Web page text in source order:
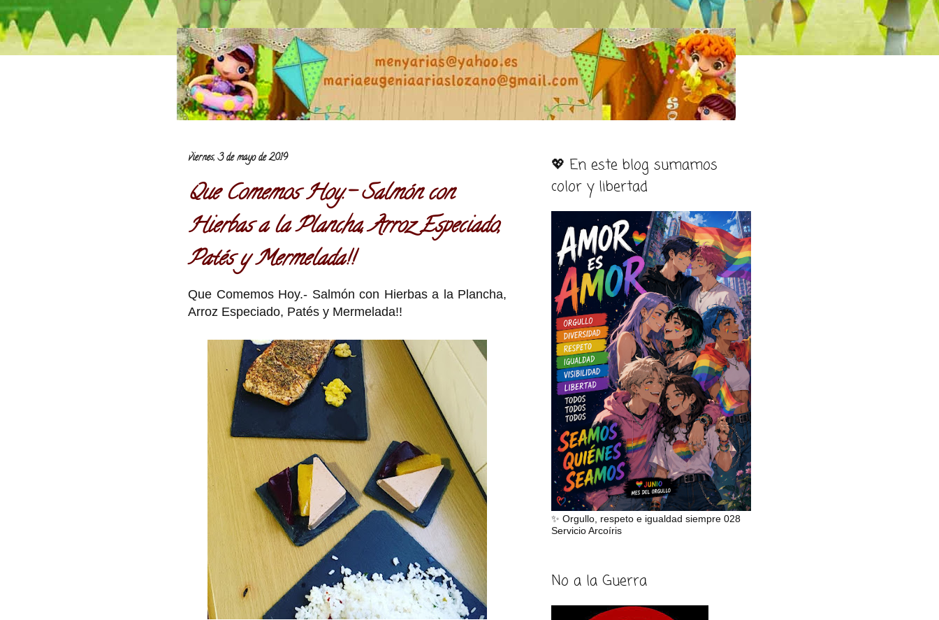
viernes, 3 de mayo de 2019
Que Comemos Hoy.- Salmón con
Hierbas a la Plancha, Arroz Especiado,
Patés y Mermelada!!
Que Comemos Hoy.- Salmón con Hierbas a la Plancha,
Arroz Especiado, Patés y Mermelada!!
💖 En este blog sumamos
color y libertad
✨ Orgullo, respeto e igualdad siempre 028
Servicio Arcoíris
No a la Guerra